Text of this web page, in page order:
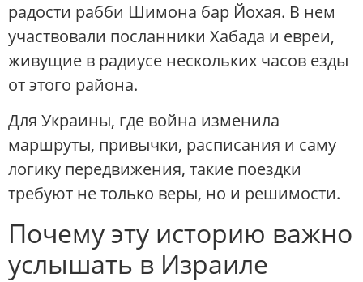
радости рабби Шимона бар Йохая. В нем
участвовали посланники Хабада и евреи,
живущие в радиусе нескольких часов езды
от этого района.
Для Украины, где война изменила
маршруты, привычки, расписания и саму
логику передвижения, такие поездки
требуют не только веры, но и решимости.
Почему эту историю важно
услышать в Израиле